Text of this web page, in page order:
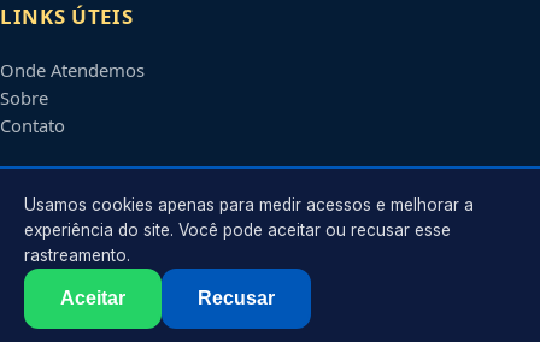
LINKS ÚTEIS
Onde Atendemos
Sobre
Contato
CONTATO
Atendimento em
contato@encanadoremmontesclaros.com.br
2026 Encanador emMontes Claros
. Todos os direitos reservados.
Usamos cookies apenas para medir acessos e melhorar a
experiência do site. Você pode aceitar ou recusar esse
rastreamento.
Aceitar Recusar